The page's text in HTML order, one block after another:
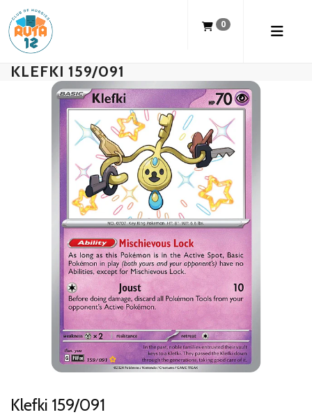
0
KLEFKI 159/091
Klefki 159/091